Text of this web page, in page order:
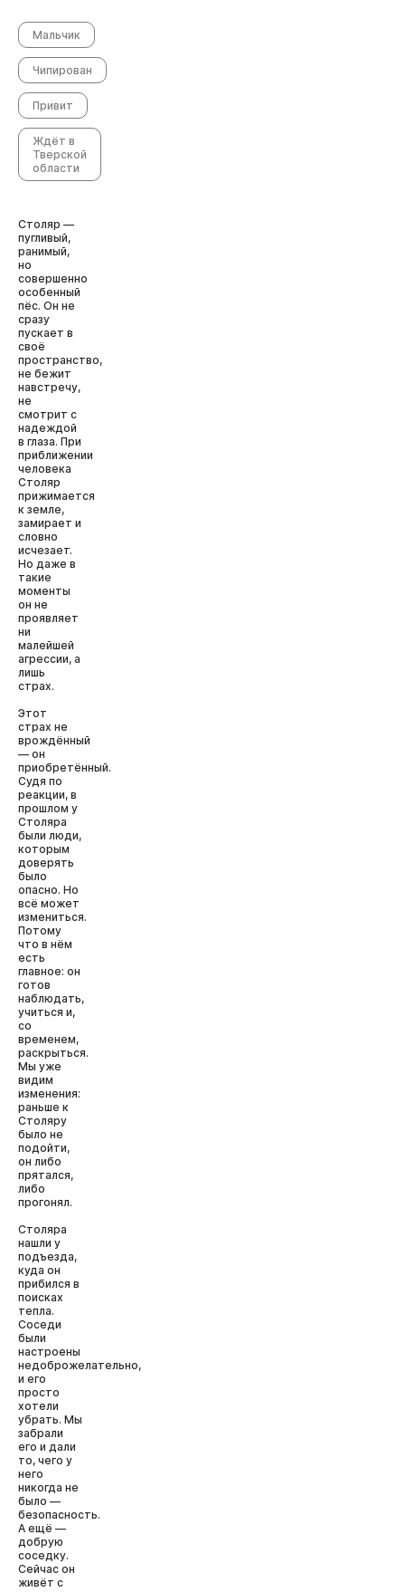
Мальчик
Чипирован
Привит
Ждёт в
Тверской
области
Столяр —
пугливый,
ранимый,
но
совершенно
особенный
пёс. Он не
сразу
пускает в
своё
пространство,
не бежит
навстречу,
не
смотрит с
надеждой
в глаза. При
приближении
человека
Столяр
прижимается
к земле,
замирает и
словно
исчезает.
Но даже в
такие
моменты
он не
проявляет
ни
малейшей
агрессии, а
лишь
страх.
Этот
страх не
врождённый
— он
приобретённый.
Судя по
реакции, в
прошлом у
Столяра
были люди,
которым
доверять
было
опасно. Но
всё может
измениться.
Потому
что в нём
есть
главное: он
готов
наблюдать,
учиться и,
со
временем,
раскрыться.
Мы уже
видим
изменения:
раньше к
Столяру
было не
подойти,
он либо
прятался,
либо
прогонял.
Столяра
нашли у
подъезда,
куда он
прибился в
поисках
тепла.
Соседи
были
настроены
недоброжелательно,
и его
просто
хотели
убрать. Мы
забрали
его и дали
то, чего у
него
никогда не
было —
безопасность.
А ещё —
добрую
соседку.
Сейчас он
живёт с